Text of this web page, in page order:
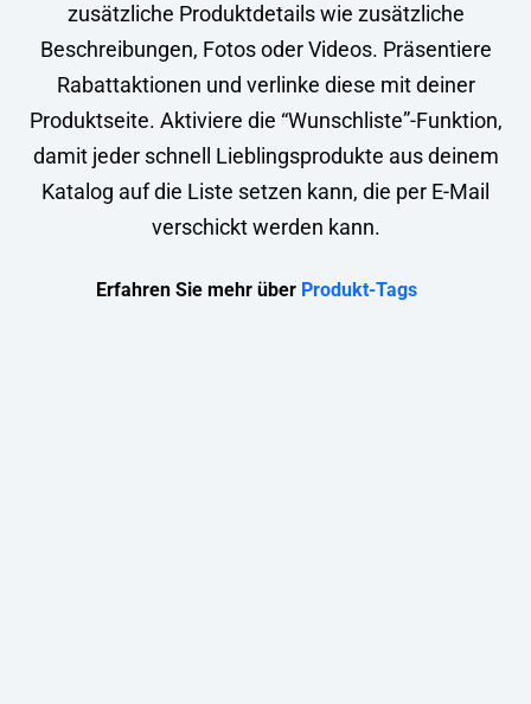
zusätzliche Produktdetails wie zusätzliche
Beschreibungen, Fotos oder Videos. Präsentiere
Rabattaktionen und verlinke diese mit deiner
Produktseite. Aktiviere die “Wunschliste”-Funktion,
damit jeder schnell Lieblingsprodukte aus deinem
Katalog auf die Liste setzen kann, die per E-Mail
verschickt werden kann.
Erfahren Sie mehr über Produkt-Tags